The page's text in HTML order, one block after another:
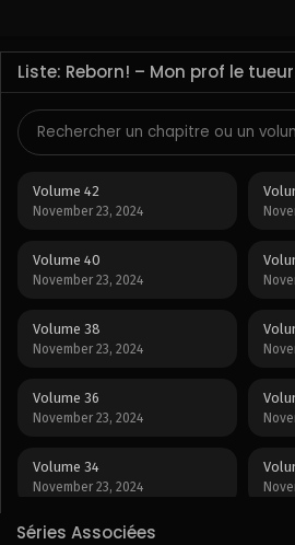
Liste: Reborn! – Mon prof le tueur
Volume 42
November 23, 2024
Volume 40
November 23, 2024
Volume 38
November 23, 2024
Volume 36
November 23, 2024
Volume 34
November 23, 2024
Volume 32
Séries Associées